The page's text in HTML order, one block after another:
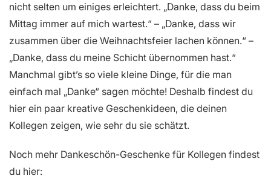
nicht selten um einiges erleichtert. „Danke, dass du beim
Mittag immer auf mich wartest.“ – „Danke, dass wir
zusammen über die Weihnachtsfeier lachen können.“ –
„Danke, dass du meine Schicht übernommen hast.“
Manchmal gibt’s so viele kleine Dinge, für die man
einfach mal „Danke“ sagen möchte! Deshalb findest du
hier ein paar kreative Geschenkideen, die deinen
Kollegen zeigen, wie sehr du sie schätzt.
Noch mehr Dankeschön-Geschenke für Kollegen findest
du hier: